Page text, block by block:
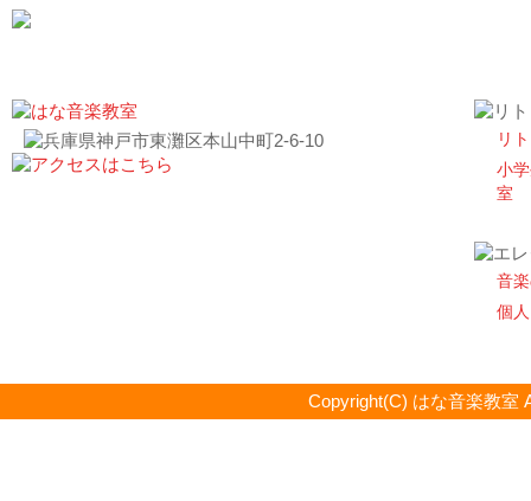
リ
小
室
音
個
Copyright(C) はな音楽教室